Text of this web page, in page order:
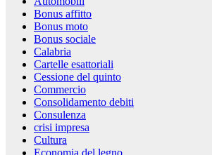
Bonus affitto
Bonus moto
Bonus sociale
Calabria
Cartelle esattoriali
Cessione del quinto
Commercio
Consolidamento debiti
Consulenza
crisi impresa
Cultura